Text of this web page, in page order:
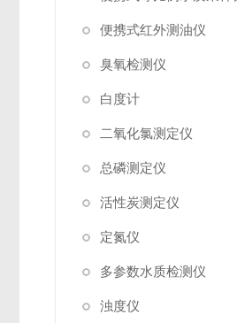
便携式红外测油仪
臭氧检测仪
白度计
二氧化氯测定仪
总磷测定仪
活性炭测定仪
定氮仪
多参数水质检测仪
浊度仪